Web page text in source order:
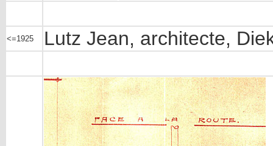
<=1925 Lutz Jean, architecte,